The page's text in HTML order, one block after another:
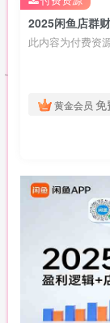
此内容为付费资
黄金会员 免